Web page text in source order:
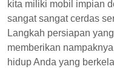
kita miliki mobil impian
sangat sangat cerdas
Langkah persiapan
memberikan
hidup Anda yang